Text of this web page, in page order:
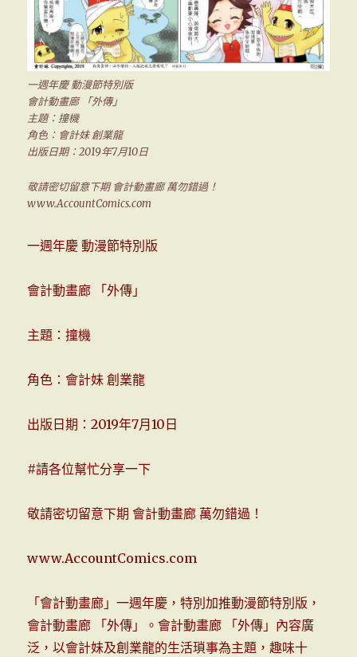
一週年慶 動漫節特別版
會計動畫廊 「外傳」
主題：撞機
角色：會計妹 創業龍
出版日期：2019年7月10日
敬請密切留意下期 會計動畫廊 萬勿錯過！
www.AccountComics.com
一週年慶 動漫節特別版
會計動畫廊 「外傳」
主題：撞機
角色：會計妹 創業龍
出版日期：2019年7月10日
#請各位幫忙分享一下
敬請密切留意下期 會計動畫廊 萬勿錯過！
www.AccountComics.com
「會計動畫廊」一週年慶，特別加推動漫節特別版，
會計動畫廊 「外傳」。會計動畫廊 「外傳」內容廣
泛，以會計妹及創業龍的生活瑣事為主題，趣味十